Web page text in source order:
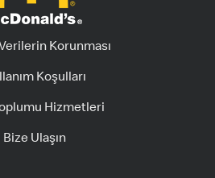
Korunması
Koşulları
Hizmetleri
Bize Ulaşın